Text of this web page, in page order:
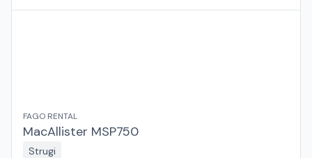
FAGO RENTAL
MacAllister MSP750
Strugi